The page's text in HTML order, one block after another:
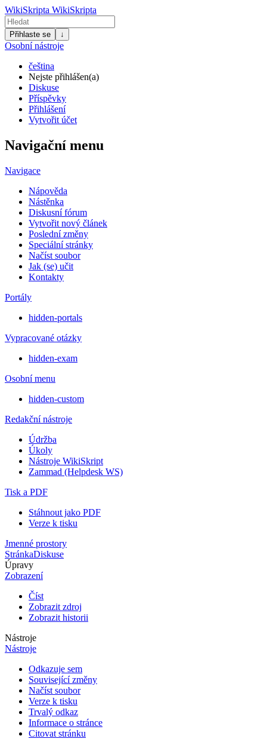
WikiSkripta WikiSkripta
Přihlaste se ↓
Osobní nástroje
čeština
Nejste přihlášen(a)
Diskuse
Příspěvky
Přihlášení
Vytvořit účet
Navigační menu
Navigace
Nápověda
Nástěnka
Diskusní fórum
Vytvořit nový článek
Poslední změny
Speciální stránky
Načíst soubor
Jak (se) učit
Kontakty
Portály
hidden-portals
Vypracované otázky
hidden-exam
Osobní menu
hidden-custom
Redakční nástroje
Údržba
Úkoly
Nástroje WikiSkript
Zammad (Helpdesk WS)
Tisk a PDF
Stáhnout jako PDF
Verze k tisku
Jmenné prostory
StránkaDiskuse
Úpravy
Zobrazení
Číst
Zobrazit zdroj
Zobrazit historii
Nástroje
Nástroje
Odkazuje sem
Související změny
Načíst soubor
Verze k tisku
Trvalý odkaz
Informace o stránce
Citovat stránku